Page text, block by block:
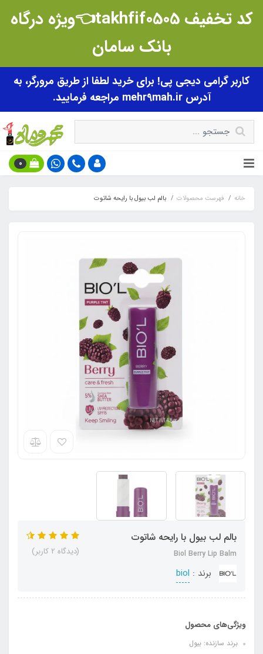
کد تخفیف takhfif0505👈ویژه درگاه
بانک سامان
کاربر گرامی دیجی پی! برای خرید لطفا از طریق مرورگر، به
آدرس mehr9mah.ir مراجعه فرمایید.
0
خانه فهرست محصولات بالم لب بیول با رایحه شاتوت
بالم لب بیول با رایحه شاتوت
Biol Berry Lip Balm
برند : biol
(دیدگاه 2 کاربر)
ویژگی‌های محصول
برند سازنده: بیول